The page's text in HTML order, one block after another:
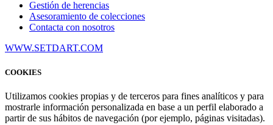
Gestión de herencias
Asesoramiento de colecciones
Contacta con nosotros
WWW.SETDART.COM
COOKIES
Utilizamos cookies propias y de terceros para fines analíticos y para
mostrarle información personalizada en base a un perfil elaborado a
partir de sus hábitos de navegación (por ejemplo, páginas visitadas).